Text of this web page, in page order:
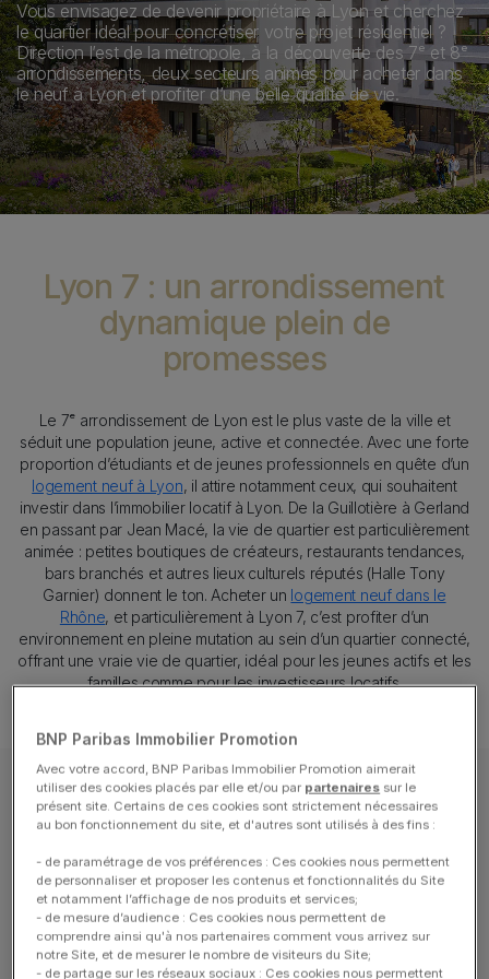
Description
Vous envisagez de devenir propriétaire à Lyon et cherchez
le quartier idéal pour concrétiser votre projet résidentiel ?
Direction l’est de la métropole, à la découverte des 7ᵉ et 8ᵉ
arrondissements, deux secteurs animés pour acheter dans
le neuf à Lyon et profiter d’une belle qualité de vie.
Lyon 7 : un arrondissement
dynamique plein de
promesses
Texte
Le 7ᵉ arrondissement de Lyon est le plus vaste de la ville et
séduit une population jeune, active et connectée. Avec une forte
proportion d’étudiants et de jeunes professionnels en quête d’un
logement neuf à Lyon, il attire notamment ceux, qui souhaitent
investir dans l’immobilier locatif à Lyon. De la Guillotière à Gerland
en passant par Jean Macé, la vie de quartier est particulièrement
animée : petites boutiques de créateurs, restaurants tendances,
bars branchés et autres lieux culturels réputés (Halle Tony
Garnier) donnent le ton. Acheter un logement neuf dans le
Rhône, et particulièrement à Lyon 7, c’est profiter d’un
environnement en pleine mutation au sein d’un quartier connecté,
offrant une vraie vie de quartier, idéal pour les jeunes actifs et les
familles comme pour les investisseurs locatifs.
Lyon 7 : un accompagnement
scolaire complet
Texte
Le 7ᵉ arrondissement offre un maillage scolaire complet, de la
petite enfance jusqu’au supérieur, grâce à la présence de
nombreuses écoles, collèges et lycées publics et privés. Les
BNP Paribas Immobilier Promotion
Avec votre accord, BNP Paribas Immobilier Promotion aimerait
utiliser des cookies placés par elle et/ou par partenaires sur le
présent site. Certains de ces cookies sont strictement nécessaires
au bon fonctionnement du site, et d'autres sont utilisés à des fins :
- de paramétrage de vos préférences : Ces cookies nous permettent
de personnaliser et proposer les contenus et fonctionnalités du Site
et notamment l’affichage de nos produits et services;
- de mesure d’audience : Ces cookies nous permettent de
comprendre ainsi qu'à nos partenaires comment vous arrivez sur
notre Site, et de mesurer le nombre de visiteurs du Site;
- de partage sur les réseaux sociaux : Ces cookies nous permettent